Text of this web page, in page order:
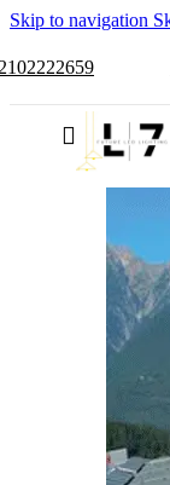
Skip to navigation